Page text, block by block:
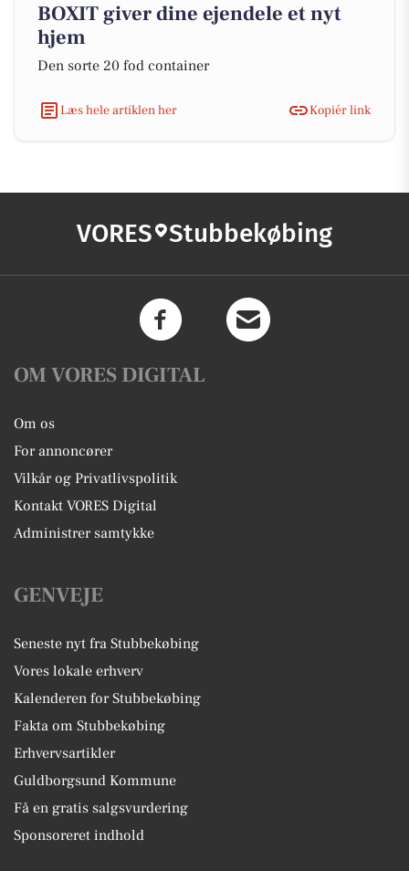
BOXIT giver dine ejendele et nyt
hjem
Den sorte 20 fod container
Læs hele artiklen her Kopiér link
VORES Stubbekøbing
OM VORES DIGITAL
Om os
For annoncører
Vilkår og Privatlivspolitik
Kontakt VORES Digital
Administrer samtykke
GENVEJE
Seneste nyt fra Stubbekøbing
Vores lokale erhverv
Kalenderen for Stubbekøbing
Fakta om Stubbekøbing
Erhvervsartikler
Guldborgsund Kommune
Få en gratis salgsvurdering
Sponsoreret indhold